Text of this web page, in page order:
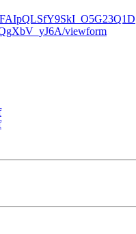
viewform